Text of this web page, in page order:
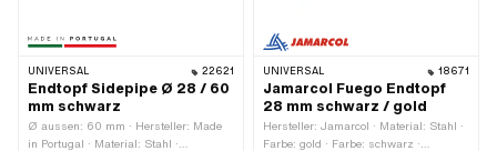
UNIVERSAL 22621
Endtopf Sidepipe Ø 28 / 60
mm schwarz
Ø aussen: 60 mm · Hersteller: Made
in Portugal · Material: Stahl ·
UNIVERSAL 18671
Jamarcol Fuego Endtopf
28 mm schwarz / gold
Hersteller: Jamarcol · Material: Stahl ·
Farbe: gold · Farbe: schwarz ·